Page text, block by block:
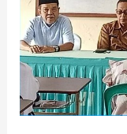
Pelajaran
2022/2023